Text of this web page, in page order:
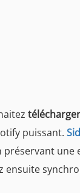
puissant.
préservant une
ensuite